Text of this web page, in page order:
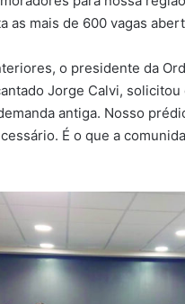
as mais de 600 vagas
o presidente da
Jorge Calvi,
antiga. Nosso
É o que a